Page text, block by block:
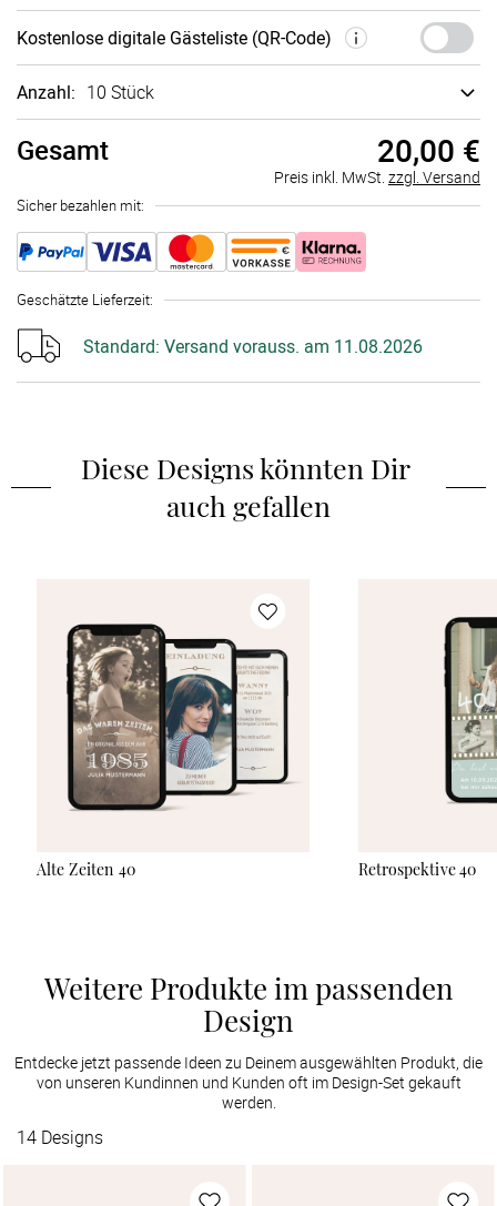
Kosten­lose digi­tale Gäste­liste (QR-Code)
Anzahl: 10 Stück
Gesamt 20,00 €
Preis inkl. MwSt. zzgl. Versand
Sicher bezahlen mit:
Geschätzte Lieferzeit:
Standard: Versand vorauss. am 11.08.2026
Diese Designs könnten Dir
auch gefallen
Alte Zeiten 40 Retrospektive 40
Weitere Produkte im passenden
Design
Entdecke jetzt passende Ideen zu Deinem ausgewählten Produkt, die
von unseren Kundinnen und Kunden oft im Design-Set gekauft
werden.
14 Designs